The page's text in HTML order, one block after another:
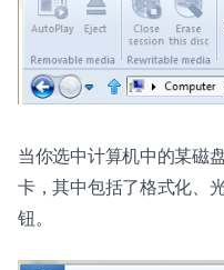
当你选中计算机中的某磁
卡，其中包括了格式化、
钮。